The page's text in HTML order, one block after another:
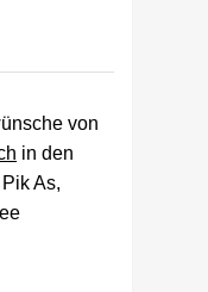
von
in den
As,